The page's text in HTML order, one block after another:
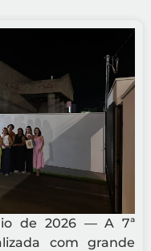
de 2026 — A 7ª
com grande